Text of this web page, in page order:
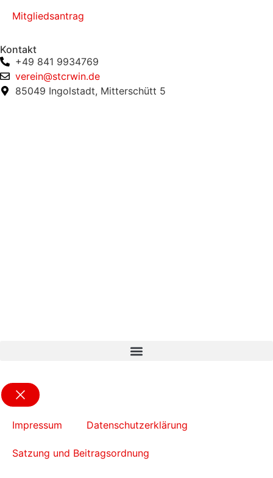
Mitgliedsantrag
Kontakt
+49 841 9934769
verein@stcrwin.de
85049 Ingolstadt, Mitterschütt 5
Impressum Datenschutzerklärung
Satzung und Beitragsordnung